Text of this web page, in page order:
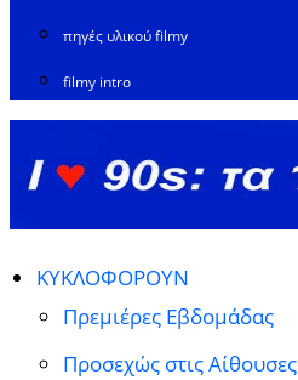
πηγές υλικού filmy
filmy intro
ΚΥΚΛΟΦΟΡΟΥΝ
Πρεμιέρες Εβδομάδας
Προσεχώς στις Αίθουσες